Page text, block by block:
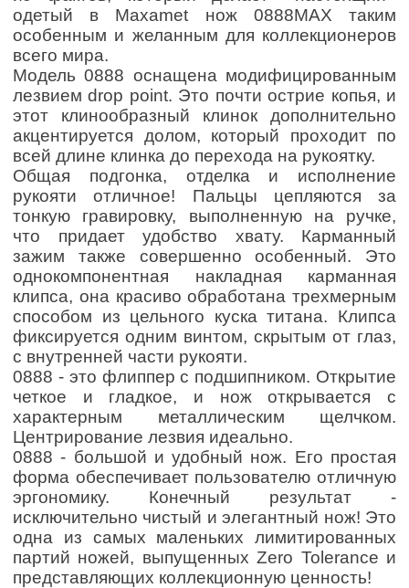
одетый в Maxamet нож 0888MAX таким
особенным и желанным для коллекционеров
всего мира.
Модель 0888 оснащена модифицированным
лезвием drop point. Это почти острие копья, и
этот клинообразный клинок дополнительно
акцентируется долом, который проходит по
всей длине клинка до перехода на рукоятку.
Общая подгонка, отделка и исполнение
рукояти отличное! Пальцы цепляются за
тонкую гравировку, выполненную на ручке,
что придает удобство хвату. Карманный
зажим также совершенно особенный. Это
однокомпонентная накладная карманная
клипса, она красиво обработана трехмерным
способом из цельного куска титана. Клипса
фиксируется одним винтом, скрытым от глаз,
с внутренней части рукояти.
0888 - это флиппер с подшипником. Открытие
четкое и гладкое, и нож открывается с
характерным металлическим щелчком.
Центрирование лезвия идеально.
0888 - большой и удобный нож. Его простая
форма обеспечивает пользователю отличную
эргономику. Конечный результат -
исключительно чистый и элегантный нож! Это
одна из самых маленьких лимитированных
партий ножей, выпущенных Zero Tolerance и
представляющих коллекционную ценность!